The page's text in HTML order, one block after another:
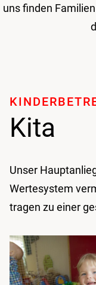
uns finden
Kita
Unser
Werte­system
tragen zu einer